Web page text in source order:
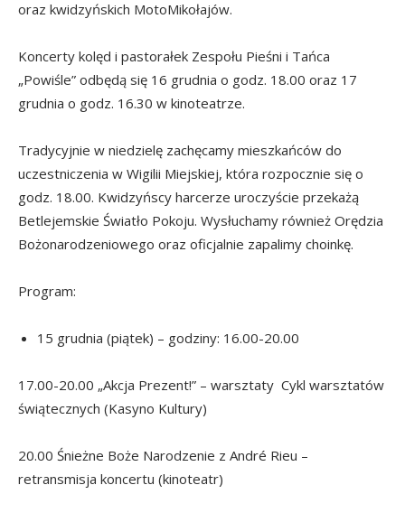
oraz kwidzyńskich MotoMikołajów.
Koncerty kolęd i pastorałek Zespołu Pieśni i Tańca
„Powiśle” odbędą się 16 grudnia o godz. 18.00 oraz 17
grudnia o godz. 16.30 w kinoteatrze.
Tradycyjnie w niedzielę zachęcamy mieszkańców do
uczestniczenia w Wigilii Miejskiej, która rozpocznie się o
godz. 18.00. Kwidzyńscy harcerze uroczyście przekażą
Betlejemskie Światło Pokoju. Wysłuchamy również Orędzia
Bożonarodzeniowego oraz oficjalnie zapalimy choinkę.
Program:
15 grudnia (piątek) – godziny: 16.00-20.00
17.00-20.00 „Akcja Prezent!” – warsztaty Cykl warsztatów
świątecznych (Kasyno Kultury)
20.00 Śnieżne Boże Narodzenie z André Rieu –
retransmisja koncertu (kinoteatr)